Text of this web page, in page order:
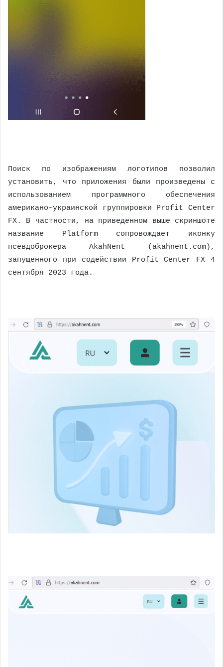
Поиск по изображениям логотипов позволил
установить, что приложения были произведены с
использованием программного обеспечения
американо-украинской группировки Profit Center
FX. В частности, на приведенном выше скриншоте
название Platform сопровождает иконку
псевдоброкера AkahNent (akahnent.com),
запущенного при содействии Profit Center FX 4
сентября 2023 года.